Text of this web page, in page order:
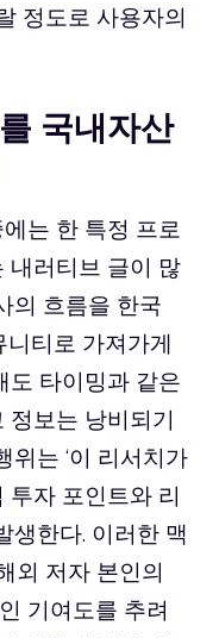
정도로 사용자의
국내자산
는 한 특정 프로
내러티브 글이 많
의 흐름을 한국
티로 가져가게
도 타이밍과 같은
정보는 낭비되기
위는 ‘이 리서치가
투자 포인트와 리
생한다. 이러한 맥
외 저자 본인의
기여도를 추려